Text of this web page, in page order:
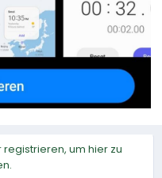
um hier zu